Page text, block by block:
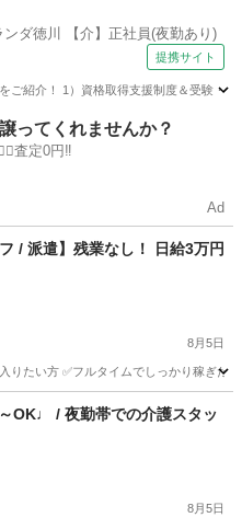
夜勤あり) 老人介護施設スタッ
ンダ徳川 【介】正社員(夜勤あり)
提携サイト
紹介！ 1）資格取得支援制度＆受験・
ってくれませんか？
査定0円‼️
Ad
/ 派遣】残業なし！ 日給3万円
8月5日
りたい方 ✅フルタイムでしっかり稼ぎ
での介護スタッ
8月5日